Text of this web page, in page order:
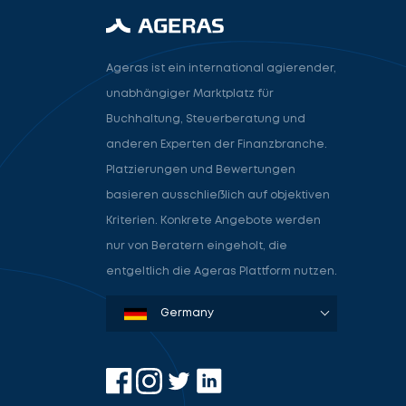
Ageras ist ein international agierender,
unabhängiger Marktplatz für
Buchhaltung, Steuerberatung und
anderen Experten der Finanzbranche.
Platzierungen und Bewertungen
basieren ausschließlich auf objektiven
Kriterien. Konkrete Angebote werden
nur von Beratern eingeholt, die
entgeltlich die Ageras Plattform nutzen.
Denmark
Sweden
Norway
Netherlands
Germany
USA